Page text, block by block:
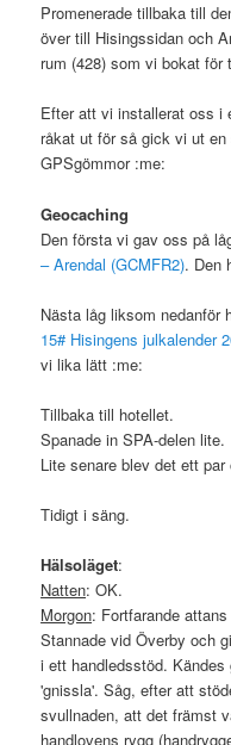
Promenerade tillbaka till
över till Hisingssidan och
rum (428) som vi bokat för
Efter att vi installerat oss i
råkat ut för så gick vi ut
GPSgömmor :me:
Geocaching
Den första vi gav oss på
– Arendal (GCMFR2). Den
Nästa låg liksom nedanför
15# Hisingens julkalender
vi lika lätt :me:
Tillbaka till hotellet.
Spanade in SPA-delen lite.
Lite senare blev det ett par
Tidigt i säng.
Hälsoläget:
Natten: OK.
Morgon: Fortfarande
Stannade vid Överby och
i ett handledsstöd.
'gnissla'. Såg, efter att
svullnaden, att det främst
handlovens rygg